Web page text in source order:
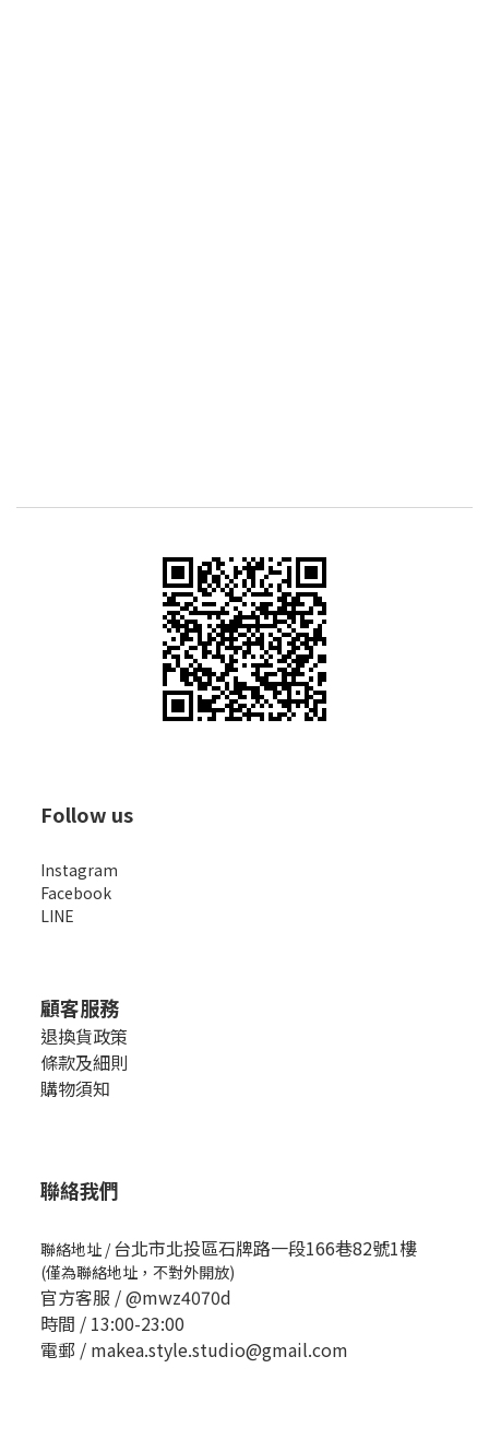
Follow us
Instagram
Facebook
LINE
顧客服務
退換貨政策
條款及細則
購物須知
聯絡我們
聯絡地址 /台北市北投區石牌路一段166巷82號1樓
(僅為聯絡地址，不對外開放)
官方客服 /@mwz4070d
時間 / 13:00-23:00
電郵 / makea.style.studio@gmail.com